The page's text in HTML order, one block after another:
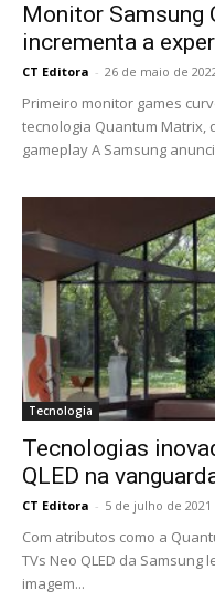
Monitor Samsung
incrementa a
CT Editora - 26 de maio de
Primeiro monitor games
tecnologia Quantum Matrix,
gameplay A Samsung
Tecnologia
Tecnologias
QLED na
CT Editora - 5 de julho de 2021
Com atributos como a
TVs Neo QLED da
imagem...